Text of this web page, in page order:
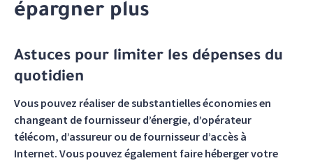
épargner plus
Astuces pour limiter les dépenses du
quotidien
Vous pouvez réaliser de substantielles économies en
changeant de fournisseur d’énergie, d’opérateur
télécom, d’assureur ou de fournisseur d’accès à
Internet. Vous pouvez également faire héberger votre